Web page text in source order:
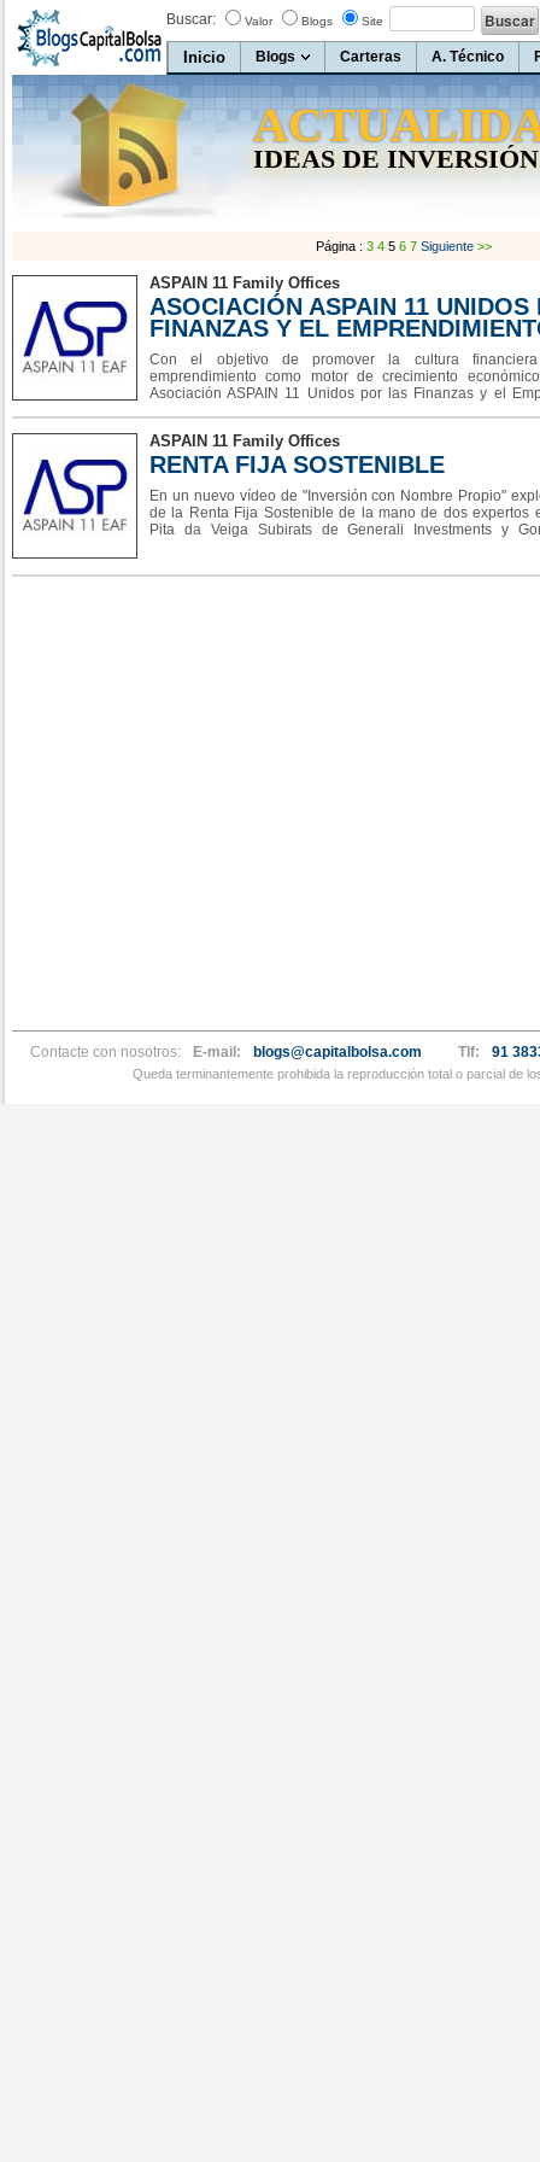
Buscar: Valor Blogs Site
Inicio Blogs Carteras A. Técnico
IDEAS DE
Página : 3 4 5 6 7 Siguiente >>
ASPAIN 11 Family Offices
ASOCIACIÓN ASPAIN 11 UNIDOS
FINANZAS Y EL
Con el objetivo de promover la cultura
emprendimiento como motor de crecimiento
Asociación ASPAIN 11 Unidos por las Finanzas y el
ASPAIN 11 Family Offices
RENTA FIJA SOSTENIBLE
En un nuevo vídeo de "Inversión con Nombre Propio"
de la Renta Fija Sostenible de la mano de dos expertos
Pita da Veiga Subirats de Generali Investments y
Contacte con nosotros: E-mail: blogs@capitalbolsa.com Tlf: 91
Queda terminantemente prohibida la reproducción total o parcial de